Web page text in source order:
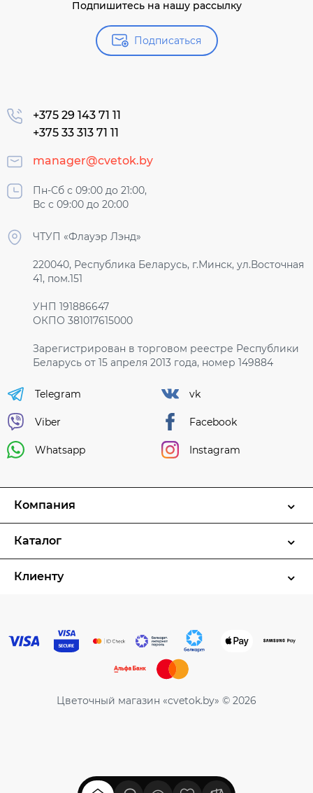
Подпишитесь на нашу рассылку
Подписаться
+375 29 143 71 11
+375 33 313 71 11
manager@cvetok.by
Пн-Сб с 09:00 до 21:00,
Вс с 09:00 до 20:00
ЧТУП «Флауэр Лэнд»
220040, Республика Беларусь, г.Минск, ул.Восточная
41, пом.151
УНП 191886647
ОКПО 381017615000
Зарегистрирован в торговом реестре Республики
Беларусь от 15 апреля 2013 года, номер 149884
Telegram
Viber
Whatsapp
vk
Facebook
Instagram
Компания
Каталог
Клиенту
Цветочный магазин «cvetok.by» © 2026